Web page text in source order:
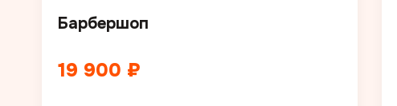
Барбершоп
19 900 ₽